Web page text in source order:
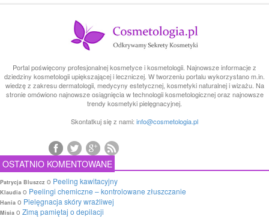
Portal poświęcony profesjonalnej kosmetyce i kosmetologii. Najnowsze informacje z
dziedziny kosmetologii upiększającej i leczniczej. W tworzeniu portalu wykorzystano m.in.
wiedzę z zakresu dermatologii, medycyny estetycznej, kosmetyki naturalnej i wizażu. Na
stronie omówiono najnowsze osiągnięcia w technologii kosmetologicznej oraz najnowsze
trendy kosmetyki pielęgnacyjnej.
Skontatkuj się z nami: info@cosmetologia.pl
OSTATNIO KOMENTOWANE
Patrycja Bluszcz o Peeling kawitacyjny
Klaudia o Peelingi chemiczne – kontrolowane złuszczanie
Hania o Pielęgnacja skóry wrażliwej
Misia o Zimą pamiętaj o depilacji